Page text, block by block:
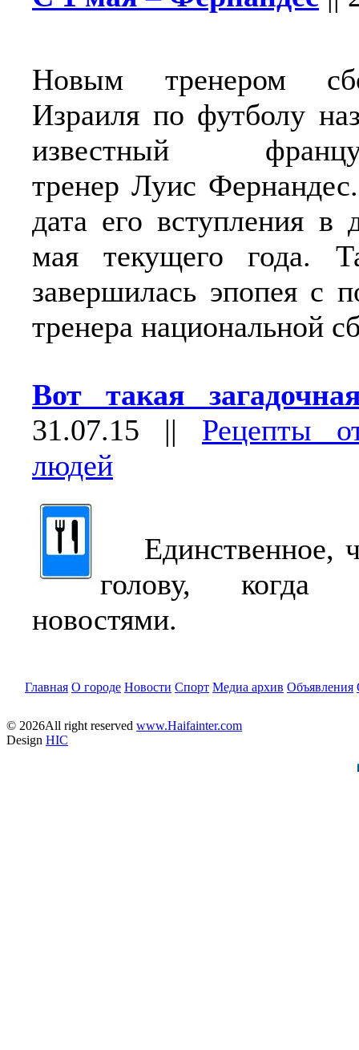
Новым тренером
Израиля по футболу
известный
тренер Луис
дата его вступления в
мая текущего года.
завершилась эпопея с
тренера национальной
Вот такая
31.07.15 || Рецепты
людей
Единственное,
голову, когда
новостями.
Главная О городе Новости Спорт Медиа архив Объявления
© 2026All right reserved www.Haifainter.com
Design HIC